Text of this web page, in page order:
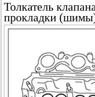
Толкатель
прокладки